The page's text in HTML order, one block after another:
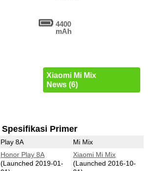
4400
mAh
Xiaomi Mi Mix
News (6)
Spesifikasi Primer
Play 8A Mi Mix
Honor Play 8A
(Launched 2019-01-
Xiaomi Mi Mix
(Launched 2016-10-